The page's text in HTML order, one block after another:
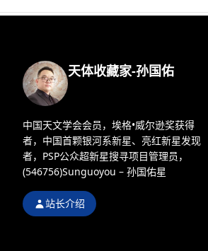
天体收藏家-孙国佑
中国天文学会会员，埃格•威尔逊奖获得
者，中国首颗银河系新星、亮红新星发现
者，PSP公众超新星搜寻项目管理员，
(546756)Sunguoyou – 孙国佑星
站长介绍